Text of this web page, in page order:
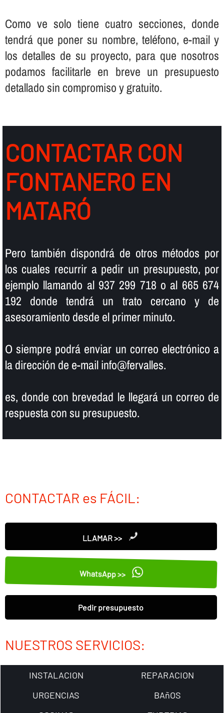
Como ve solo tiene cuatro secciones, donde
tendrá que poner su nombre, teléfono, e-mail y
los detalles de su proyecto, para que nosotros
podamos facilitarle en breve un presupuesto
detallado sin compromiso y gratuito.
CONTACTAR CON
FONTANERO EN
MATARÓ
Pero también dispondrá de otros métodos por
los cuales recurrir a pedir un presupuesto, por
ejemplo llamando al 937 299 718 o al 665 674
192 donde tendrá un trato cercano y de
asesoramiento desde el primer minuto.
O siempre podrá enviar un correo electrónico a
la dirección de e-mail info@fervalles.
es, donde con brevedad le llegará un correo de
respuesta con su presupuesto.
CONTACTAR es FÁCIL:
LLAMAR >>
WhatsApp >>
Pedir presupuesto
NUESTROS SERVICIOS:
INSTALACION
REPARACION
URGENCIAS
BAñOS